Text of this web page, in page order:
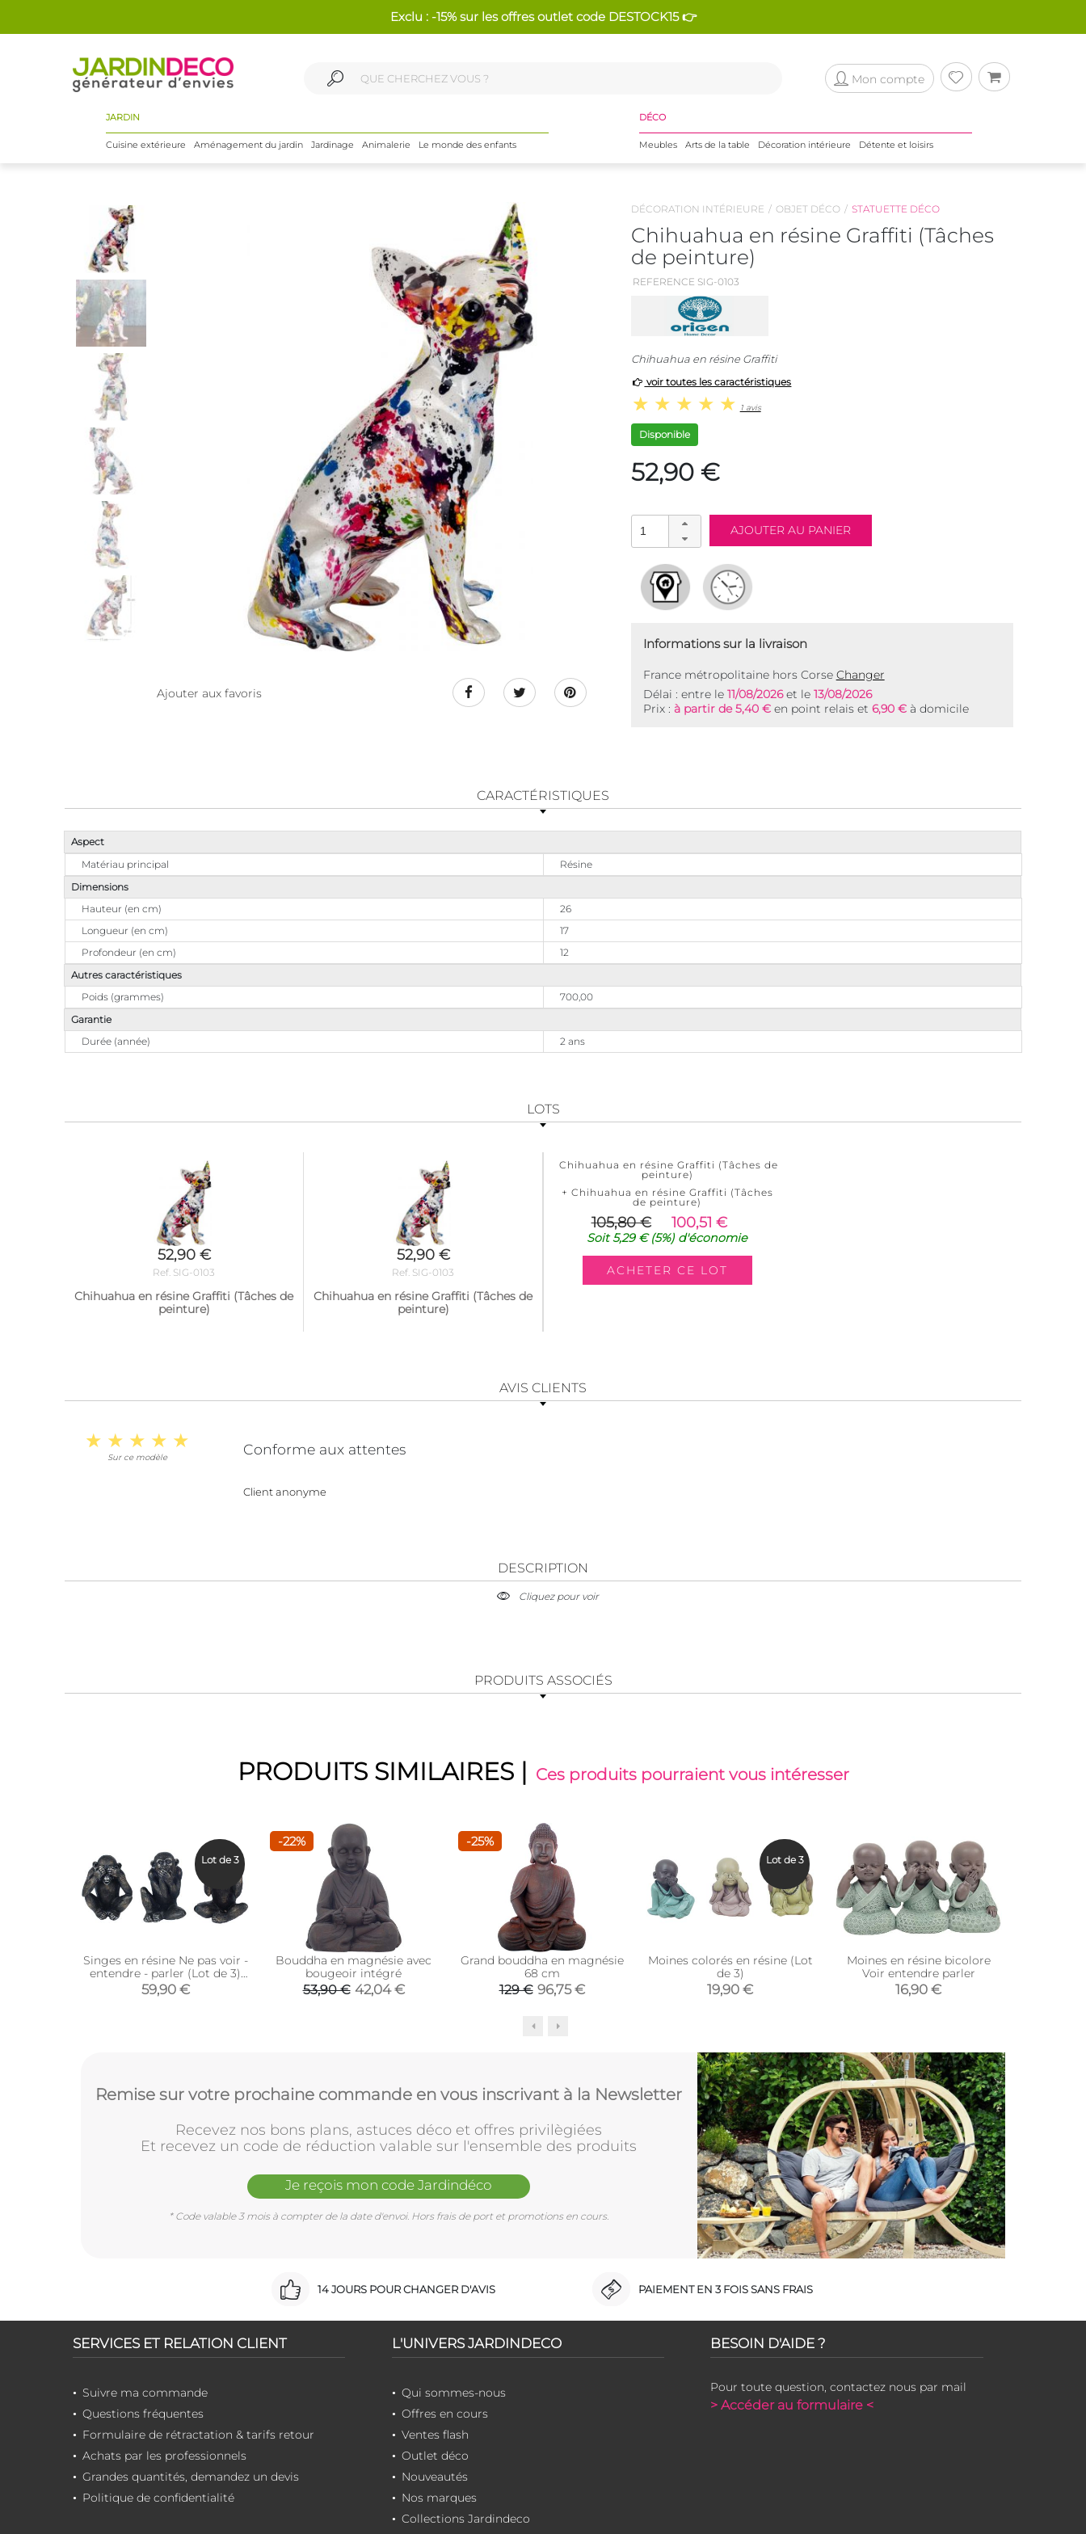
Exclu : -15% sur les offres outlet code DESTOCK15 👉
Mon compte
JARDIN
Cuisine extérieure Aménagement du jardin Jardinage Animalerie Le monde des enfants
DÉCO
Meubles Arts de la table Décoration intérieure Détente et loisirs
Ajouter aux favoris
DÉCORATION INTÉRIEURE OBJET DÉCO STATUETTE DÉCO
Chihuahua en résine Graffiti (Tâches
de peinture)
REFERENCE SIG-0103
Chihuahua en résine Graffiti
voir toutes les caractéristiques
1 avis
Disponible
52,90 €
Informations sur la livraison
France métropolitaine hors Corse Changer
Délai : entre le 11/08/2026et le 13/08/2026
Prix : à partir de 5,40 € en point relais et 6,90 €à domicile
CARACTÉRISTIQUES
Aspect
Matériau principal
Résine
Dimensions
Hauteur (en cm)
26
Longueur (en cm)
17
Profondeur (en cm)
12
Autres caractéristiques
Poids (grammes)
700,00
Garantie
Durée (année)
2 ans
LOTS
52,90 €
Ref. SIG-0103
Chihuahua en résine Graffiti (Tâches de
peinture)
52,90 €
Ref. SIG-0103
Chihuahua en résine Graffiti (Tâches de
peinture)
Chihuahua en résine Graffiti (Tâches de
peinture)
+ Chihuahua en résine Graffiti (Tâches
de peinture)
105,80 € 100,51 €
Soit5,29 €(5%) d'économie
AVIS CLIENTS
Sur ce modèle Conforme aux attentes
Client anonyme
DESCRIPTION
Cliquez pour voir
PRODUITS ASSOCIÉS
PRODUITS SIMILAIRES | Ces produits pourraient vous intéresser
Singes en résine Ne pas voir -
entendre - parler (Lot de 3)
(Modèle 1)
59,90 €
Lot de 3
-22%
Bouddha en magnésie avec
bougeoir intégré
53,90 € 42,04 €
-25%
Grand bouddha en magnésie
68 cm
129 € 96,75 €
Moines colorés en résine (Lot
de 3)
19,90 €
Lot de 3
Moines en résine bicolore
Voir entendre parler
16,90 €
Remise sur votre prochaine commande en vous inscrivant à la Newsletter
Recevez nos bons plans, astuces déco et offres privilègiées
Et recevez un code de réduction valable sur l'ensemble des produits
Je reçois mon code Jardindéco
* Code valable 3 mois à compter de la date d'envoi. Hors frais de port et promotions en cours.
14 JOURS POUR CHANGER D'AVIS PAIEMENT EN 3 FOIS SANS FRAIS
SERVICES ET RELATION CLIENT
Suivre ma commande
Questions fréquentes
Formulaire de rétractation & tarifs retour
Achats par les professionnels
Grandes quantités, demandez un devis
Politique de confidentialité
L'UNIVERS JARDINDECO
Qui sommes-nous
Offres en cours
Ventes flash
Outlet déco
Nouveautés
Nos marques
Collections Jardindeco
BESOIN D'AIDE ?
Pour toute question, contactez nous par mail
> Accéder au formulaire <